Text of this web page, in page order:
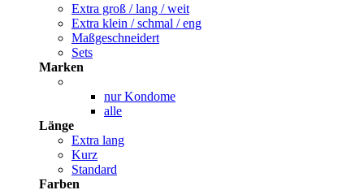
Extra groß / lang / weit
Extra klein / schmal / eng
Maßgeschneidert
Sets
Marken
nur Kondome
alle
Länge
Extra lang
Kurz
Standard
Farben